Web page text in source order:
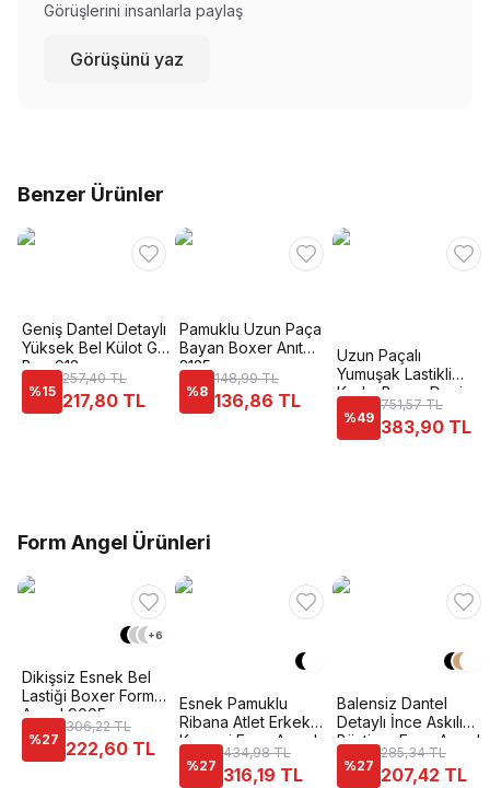
Görüşlerini insanlarla paylaş
Görüşünü yaz
Benzer Ürünler
Geniş Dantel Detaylı
Yüksek Bel Külot G-
Box 912
%15
257,40 TL
217,80 TL
Pamuklu Uzun Paça
Bayan Boxer Anıt
3125
%8
148,99 TL
136,86 TL
Uzun Paçalı
Yumuşak Lastikli
Kadın Boxer Dagi
5112
%49
751,57 TL
383,90 TL
Form Angel Ürünleri
+6
Dikişsiz Esnek Bel
Lastiği Boxer Form
Angel 9005
%27
306,22 TL
222,60 TL
Esnek Pamuklu
Ribana Atlet Erkek
Korsesi Form Angel
6012
%27
434,98 TL
316,19 TL
Balensiz Dantel
Detaylı İnce Askılı
Büstiyer Form Angel
5315
%27
285,34 TL
207,42 TL